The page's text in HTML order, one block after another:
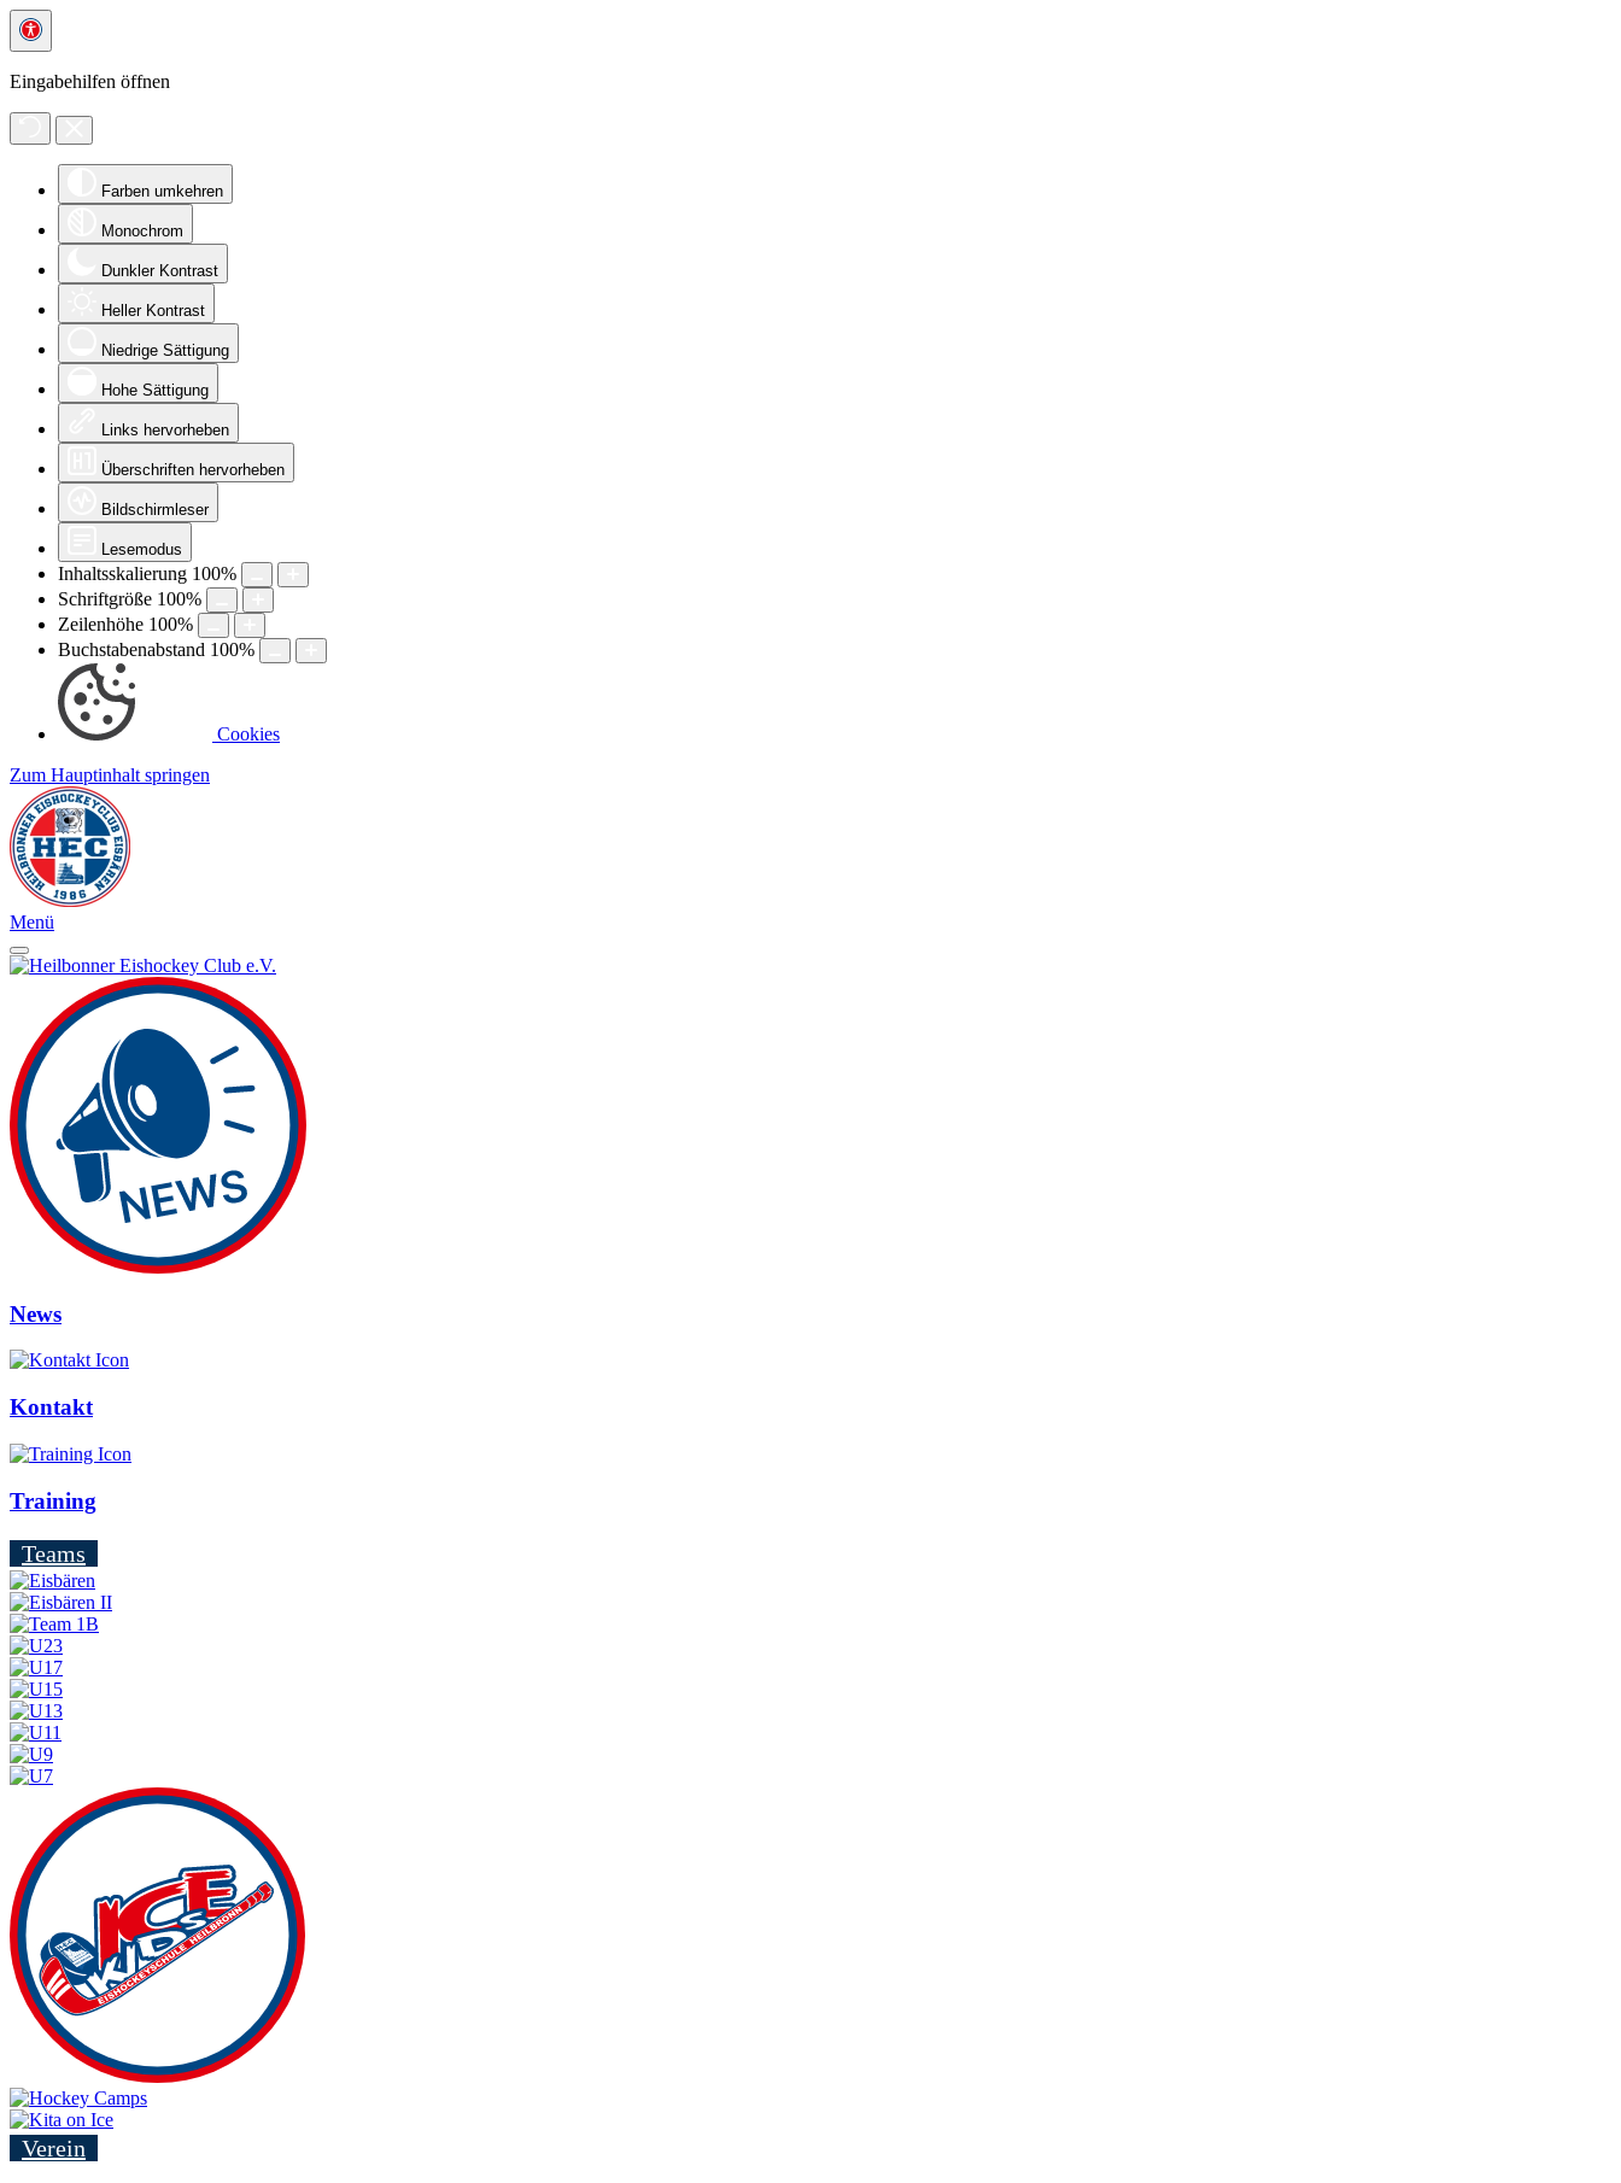
Eingabehilfen öffnen
Farben umkehren
Monochrom
Dunkler Kontrast
Heller Kontrast
Niedrige Sättigung
Hohe Sättigung
Links hervorheben
Überschriften hervorheben
Bildschirmleser
Lesemodus
Inhaltsskalierung 100%
Schriftgröße 100%
Zeilenhöhe 100%
Buchstabenabstand 100%
Cookies
Zum Hauptinhalt springen
Menü
News
Kontakt
Training
Teams
Verein